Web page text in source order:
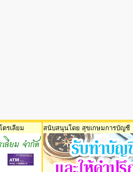
รเลียม สนับสนุนโดย สุขเกษมการบัญชี